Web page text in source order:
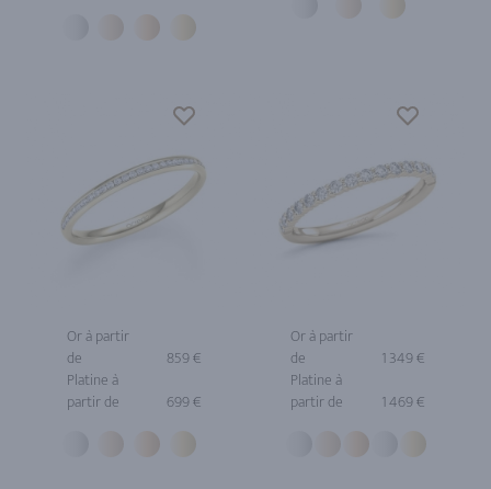
Or à partir
de
859 €
Platine à
partir de
699 €
Or à partir
de
1 349 €
Platine à
partir de
1 469 €